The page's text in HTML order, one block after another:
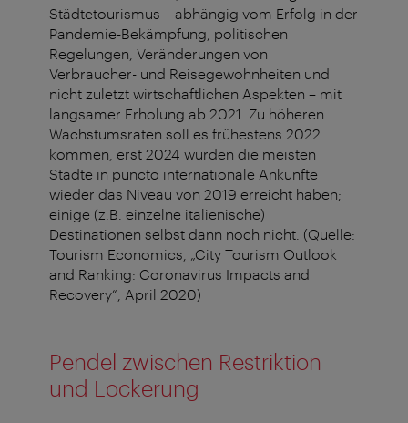
Städtetourismus – abhängig vom Erfolg in der
Pandemie-Bekämpfung, politischen
Regelungen, Veränderungen von
Verbraucher- und Reisegewohnheiten und
nicht zuletzt wirtschaftlichen Aspekten – mit
langsamer Erholung ab 2021. Zu höheren
Wachstumsraten soll es frühestens 2022
kommen, erst 2024 würden die meisten
Städte in puncto internationale Ankünfte
wieder das Niveau von 2019 erreicht haben;
einige (z.B. einzelne italienische)
Destinationen selbst dann noch nicht. (Quelle:
Tourism Economics, „City Tourism Outlook
and Ranking: Coronavirus Impacts and
Recovery“, April 2020)
Pendel zwischen Restriktion
und Lockerung